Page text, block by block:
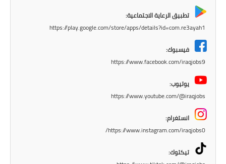
تطبيق الرعاية الاجتماعية:
https://play.google.com/store/apps/details?id=com.re3ayah1
فيسبوك:
https://www.facebook.com/iraqjobs9
يوتيوب:
https://www.youtube.com/@iraqjobs
انستغرام:
https://www.instagram.com/iraqjobs0/
تيكتوك: